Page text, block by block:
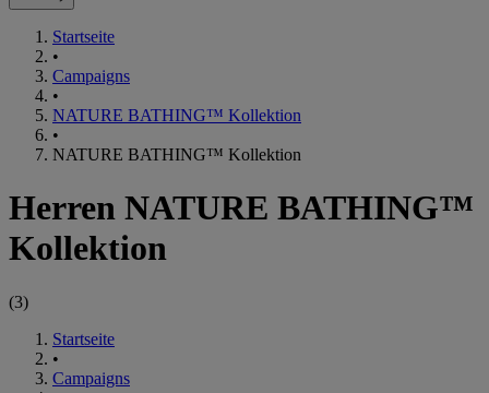
Startseite
•
Campaigns
•
NATURE BATHING™ Kollektion
•
NATURE BATHING™ Kollektion
Herren NATURE BATHING™
Kollektion
(3)
Startseite
•
Campaigns